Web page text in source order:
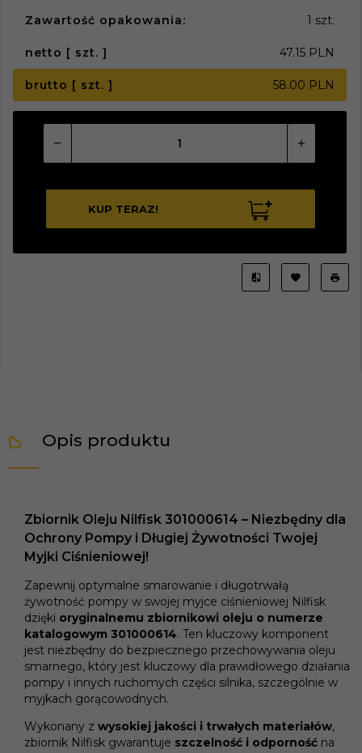
Zawartość opakowania: 1 szt.
netto [ szt. ] 47.15 PLN
brutto [ szt. ] 58.00 PLN
KUP TERAZ!
Opis produktu
Zbiornik Oleju Nilfisk 301000614 – Niezbędny dla
Ochrony Pompy i Długiej Żywotności Twojej
Myjki Ciśnieniowej!
Zapewnij optymalne smarowanie i długotrwałą
żywotność pompy w swojej myjce ciśnieniowej Nilfisk
dzięki oryginalnemu zbiornikowi oleju o numerze
katalogowym 301000614. Ten kluczowy komponent
jest niezbędny do bezpiecznego przechowywania oleju
smarnego, który jest kluczowy dla prawidłowego działania
pompy i innych ruchomych części silnika, szczególnie w
myjkach gorącowodnych.
Wykonany z wysokiej jakości i trwałych materiałów,
zbiornik Nilfisk gwarantuje szczelność i odporność na